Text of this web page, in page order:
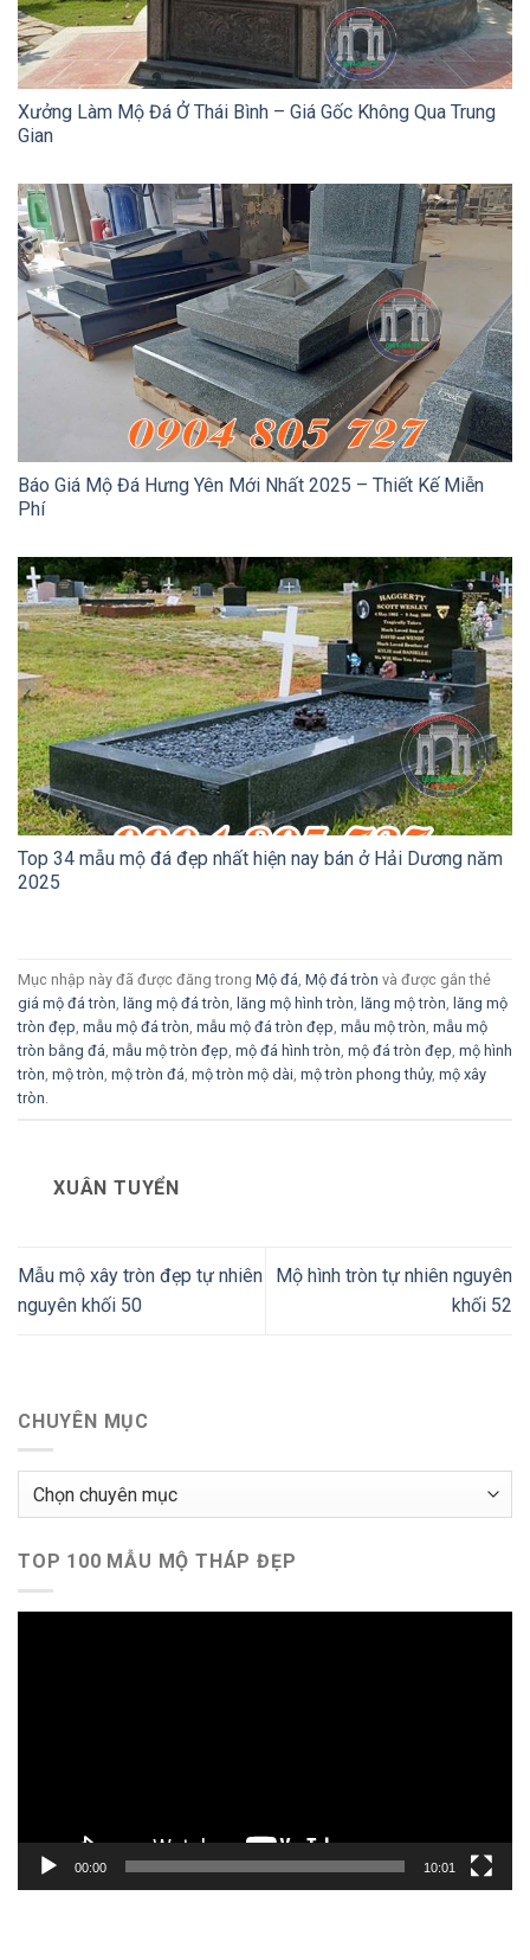
Xưởng Làm Mộ Đá Ở Thái Bình – Giá Gốc Không Qua Trung
Gian
Báo Giá Mộ Đá Hưng Yên Mới Nhất 2025 – Thiết Kế Miễn
Phí
Top 34 mẫu mộ đá đẹp nhất hiện nay bán ở Hải Dương năm
2025
Mục nhập này đã được đăng trong Mộ đá Mộ đá tròn và được gắn thẻ
giá mộ đá tròn lăng mộ đá tròn lăng mộ hình tròn lăng mộ tròn lăng mộ
tròn đẹp mẫu mộ đá tròn mẫu mộ đá tròn đẹp mẫu mộ tròn mẫu mộ
tròn bằng đá mẫu mộ tròn đẹp mộ đá hình tròn mộ đá tròn đẹp mộ hình
tròn mộ tròn mộ tròn đá mộ tròn mộ dài mộ tròn phong thủy, mộ xây
tròn
XUÂN TUYỂN
Mẫu mộ xây tròn đẹp tự nhiên
nguyên khối 50
Mộ hình tròn tự nhiên nguyên
khối 52
CHUYÊN MỤC
Chuyên
TOP 100 MẪU MỘ THÁP ĐẸP
00:00 10:01